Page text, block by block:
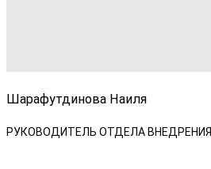
Шарафутдинова Наиля
РУКОВОДИТЕЛЬ ОТДЕЛА ВНЕДРЕНИЯ